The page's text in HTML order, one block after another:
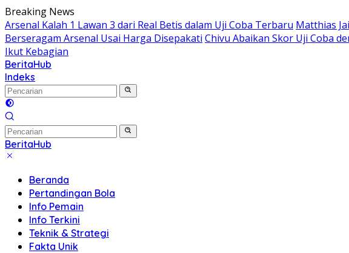
Langsung
ke
konten
Breaking News
Arsenal Kalah 1 Lawan 3 dari Real Betis dalam Uji Coba Terbaru Matthias
Berseragam Arsenal Usai Harga Disepakati Chivu Abaikan Skor Uji Coba
Ikut Kebagian
BeritaHub
Indeks
BeritaHub
Beranda
Pertandingan Bola
Info Pemain
Info Terkini
Teknik & Strategi
Fakta Unik